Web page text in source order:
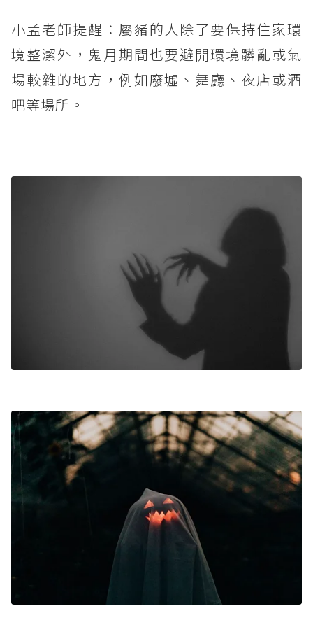
小孟老師提醒：屬豬的人除了要保持住家環
境整潔外，鬼月期間也要避開環境髒亂或氣
場較雜的地方，例如廢墟、舞廳、夜店或酒
吧等場所。